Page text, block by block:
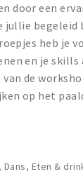
door een
jullie begeleid
heb je
en je skills
de
op het
Eten &